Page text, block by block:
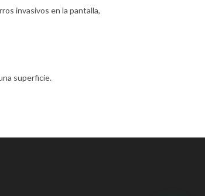
invasivos en la pantalla,
superficie.